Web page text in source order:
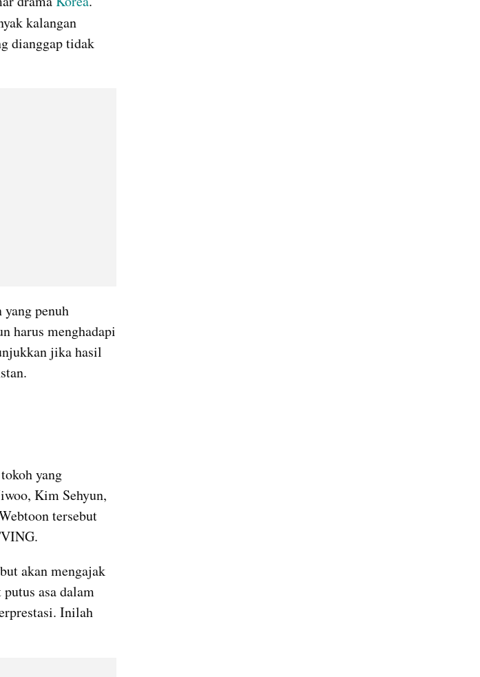
kalangan
dianggap tidak
penuh
harus menghadapi
jika hasil
yang
Kim Sehyun,
tersebut
akan mengajak
asa dalam
Inilah